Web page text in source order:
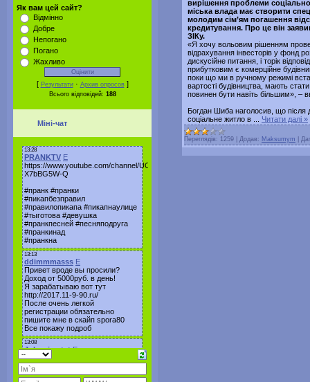
Як вам цей сайт?
Відмінно
Добре
Непогано
Погано
Жахливо
[ Результати· Архив опросов]
Всього відповідей: 188
Міні-чат
вирішення проблеми
міська влада має створити
молодим сім’ям погашення
кредитування. Про це він
ЗІКу.
«Я хочу вольовим рішенням
відрахування інвесторів у фонд
дискусійне питання, і торік
прибутковим є комерційне
поки що ми в ручному режимі
вартості будівництва, мають
повинен бути навіть більшим», –
Богдан Шиба наголосив, що після
соціальне житло в
Читати далі »
Переглядів: 1259 Додав: Maksumym